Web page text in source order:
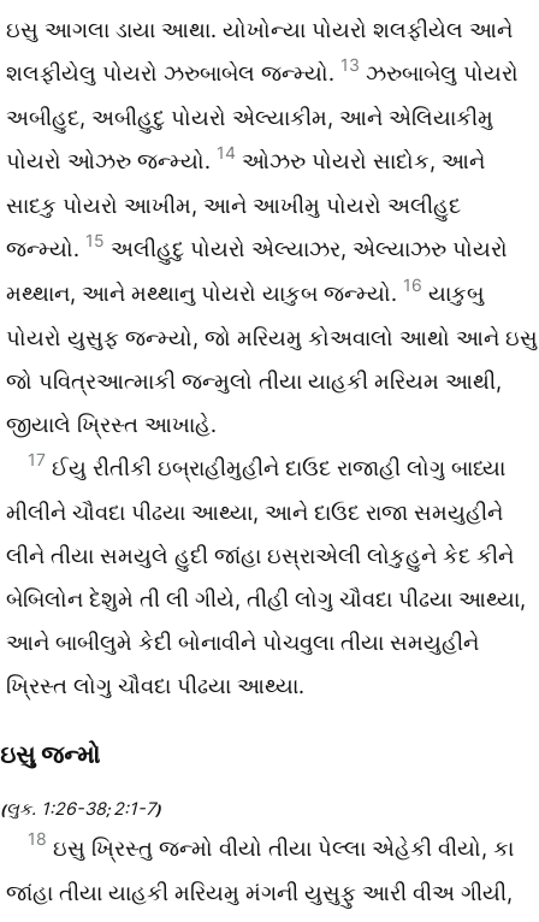
ઇસુ આગલા ડાયા આથા. યોખોન્યા પોયરો શલફીયેલ આને
શલફીયેલુ પોયરો ઝરુબાબેલ જન્મ્યો. 13 ઝરુબાબેલુ પોયરો
અબીહુદ, અબીહુદુ પોયરો એલ્યાકીમ, આને એલિયાકીમુ
પોયરો ઓઝરુ જન્મ્યો. 14 ઓઝરુ પોયરો સાદોક, આને
સાદકુ પોયરો આખીમ, આને આખીમુ પોયરો અલીહુદ
જન્મ્યો. 15 અલીહુદુ પોયરો એલ્યાઝર, એલ્યાઝરુ પોયરો
મથ્થાન, આને મથ્થાનુ પોયરો યાકુબ જન્મ્યો. 16 યાકુબુ
પોયરો યુસુફ જન્મ્યો, જો મરિયમુ કોઅવાલો આથો આને ઇસુ
જો પવિત્રઆત્માકી જન્મુલો તીયા યાહકી મરિયમ આથી,
જીયાલે ખ્રિસ્ત આખાહે.
17 ઈયુ રીતીકી ઇબ્રાહીમુહીને દાઉદ રાજાહી લોગુ બાધ્યા
મીલીને ચૌવદા પીઢયા આથ્યા, આને દાઉદ રાજા સમયુહીને
લીને તીયા સમયુલે હુદી જાંહા ઇસ્રાએલી લોકુહુને કેદ કીને
બેબિલોન દેશુમે તી લી ગીયે, તીહી લોગુ ચૌવદા પીઢયા આથ્યા,
આને બાબીલુમે કેદી બોનાવીને પોચવુલા તીયા સમયુહીને
ખ્રિસ્ત લોગુ ચૌવદા પીઢયા આથ્યા.
ઇસુ જન્મો
(લુક. 1:26-38;2:1-7)
18 ઇસુ ખ્રિસ્તુ જન્મો વીયો તીયા પેલ્લા એહેકી વીયો, કા
જાંહા તીયા યાહકી મરિયમુ મંગની યુસુફુ આરી વીઅ ગીયી,